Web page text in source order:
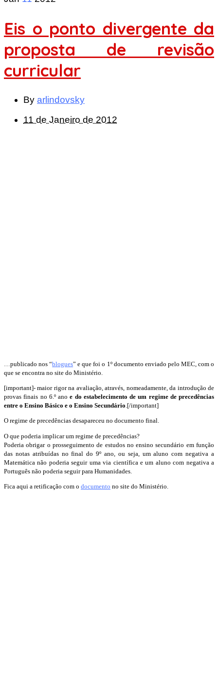
Eis o ponto divergente da
proposta de revisão
curricular
By arlindovsky
11 de Janeiro de 2012
…publicado nos “blogues” e que foi o 1º documento enviado pelo MEC, com o
que se encontra no site do Ministério.
[important]- maior rigor na avaliação, através, nomeadamente, da introdução de
provas finais no 6.º anoe do estabelecimento de um regime de precedências
entre o Ensino Básico e o Ensino Secundário.[/important]
O regime de precedências desapareceu no documento final.
O que poderia implicar um regime de precedências?
Poderia obrigar o prosseguimento de estudos no ensino secundário em função
das notas atribuídas no final do 9º ano, ou seja, um aluno com negativa a
Matemática não poderia seguir uma via científica e um aluno com negativa a
Português não poderia seguir para Humanidades.
Fica aqui a retificação com o documento no site do Ministério.